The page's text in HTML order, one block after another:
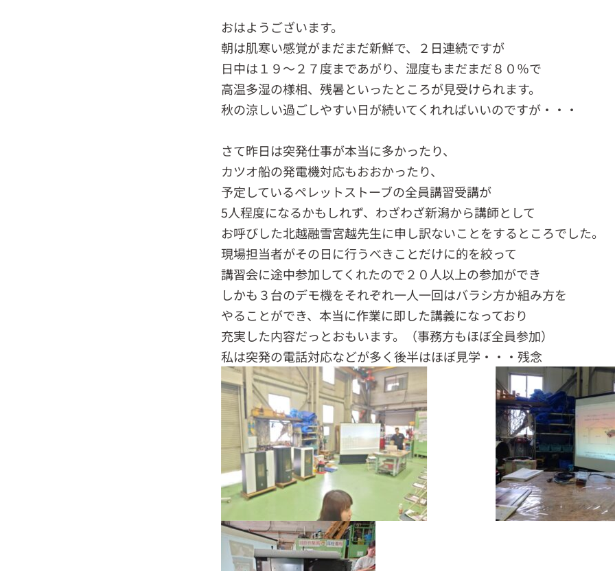
おはようございます。
朝は肌寒い感覚がまだまだ新鮮で、２日連続ですが
日中は１９～２７度まであがり、湿度もまだまだ８０％で
高温多湿の様相、残暑といったところが見受けられます。
秋の涼しい過ごしやすい日が続いてくれればいいのですが・・・
さて昨日は突発仕事が本当に多かったり、
カツオ船の発電機対応もおおかったり、
予定しているペレットストーブの全員講習受講が
5人程度になるかもしれず、わざわざ新潟から講師として
お呼びした北越融雪宮越先生に申し訳ないことをするところでした。
現場担当者がその日に行うべきことだけに的を絞って
講習会に途中参加してくれたので２０人以上の参加ができ
しかも３台のデモ機をそれぞれ一人一回はバラシ方か組み方を
やることができ、本当に作業に即した講義になっており
充実した内容だっとおもいます。（事務方もほぼ全員参加）
私は突発の電話対応などが多く後半はほぼ見学・・・残念